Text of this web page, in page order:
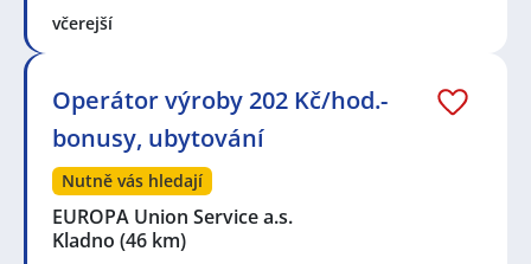
včerejší
Operátor výroby 202 Kč/hod.-
bonusy, ubytování
Nutně vás hledají
EUROPA Union Service a.s.
Kladno (46 km)